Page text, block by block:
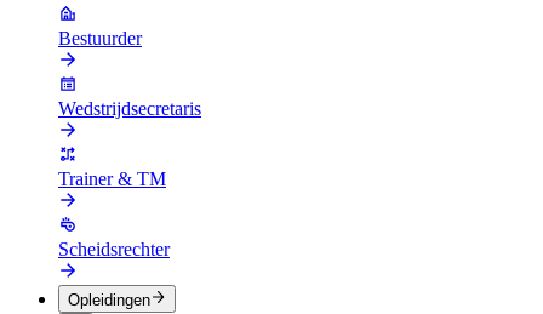
Bestuurder
Wedstrijdsecretaris
Trainer & TM
Scheidsrechter
Opleidingen